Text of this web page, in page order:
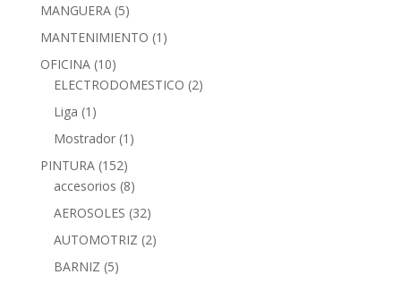
MANGUERA (5)
MANTENIMIENTO (1)
OFICINA (10)
ELECTRODOMESTICO (2)
Liga (1)
Mostrador (1)
PINTURA (152)
accesorios (8)
AEROSOLES (32)
AUTOMOTRIZ (2)
BARNIZ (5)